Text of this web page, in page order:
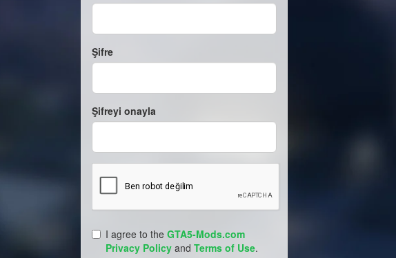
Şifre
Şifreyi onayla
I agree to the GTA5-Mods.com
Privacy Policy and Terms of Use.